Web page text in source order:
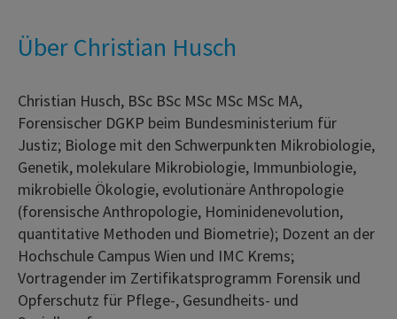
Über Christian Husch
Christian Husch, BSc BSc MSc MSc MSc MA,
Forensischer DGKP beim Bundesministerium für
Justiz; Biologe mit den Schwerpunkten Mikrobiologie,
Genetik, molekulare Mikrobiologie, Immunbiologie,
mikrobielle Ökologie, evolutionäre Anthropologie
(forensische Anthropologie, Hominidenevolution,
quantitative Methoden und Biometrie); Dozent an der
Hochschule Campus Wien und IMC Krems;
Vortragender im Zertifikatsprogramm Forensik und
Opferschutz für Pflege-, Gesundheits- und